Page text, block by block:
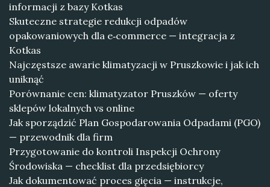
informacji z bazy Kotkas
Skuteczne strategie redukcji odpadów
opakowaniowych dla e‑commerce — integracja z
Kotkas
Najczęstsze awarie klimatyzacji w Pruszkowie i jak ich
uniknąć
Porównanie cen: klimatyzator Pruszków — oferty
sklepów lokalnych vs online
Jak sporządzić Plan Gospodarowania Odpadami (PGO)
— przewodnik dla firm
Przygotowanie do kontroli Inspekcji Ochrony
Środowiska — checklist dla przedsiębiorcy
Jak dokumentować proces gięcia — instrukcje,